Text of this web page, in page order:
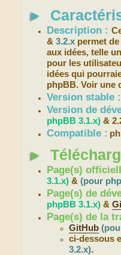
►
Description :
&3.2.x permet
aux idées, telle
pour les
idées qui
phpBB. Voir une
Version stable :
Version de
phpBB 3.1.x) &
Compatible :
►
Page(s)
3.1.x) &(pour
Page(s) de
phpBB 3.1.x) &
Page(s) de la
GitHub
ci-dessous
3.2.x).